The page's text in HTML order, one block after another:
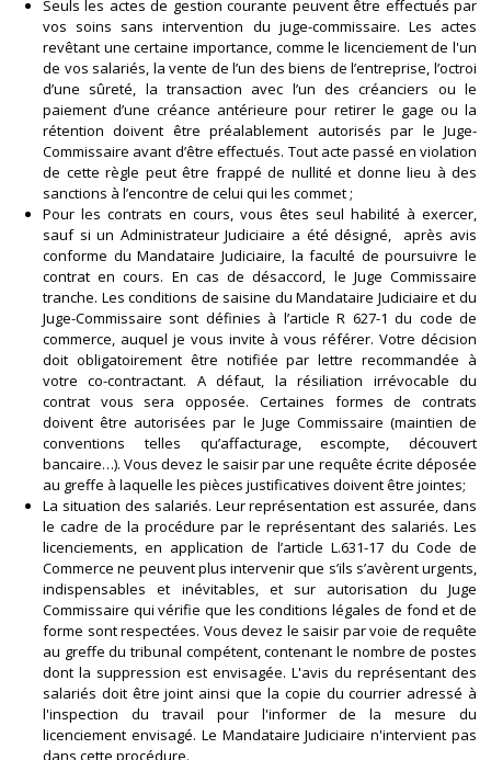
Seuls les actes de gestion courante peuvent être effectués par
vos soins sans intervention du juge-commissaire. Les actes
revêtant une certaine importance, comme le licenciement de l'un
de vos salariés, la vente de l’un des biens de l’entreprise, l’octroi
d’une sûreté, la transaction avec l’un des créanciers ou le
paiement d’une créance antérieure pour retirer le gage ou la
rétention doivent être préalablement autorisés par le Juge-
Commissaire avant d’être effectués. Tout acte passé en violation
de cette règle peut être frappé de nullité et donne lieu à des
sanctions à l’encontre de celui qui les commet ;
Pour les contrats en cours, vous êtes seul habilité à exercer,
sauf si un Administrateur Judiciaire a été désigné, après avis
conforme du Mandataire Judiciaire, la faculté de poursuivre le
contrat en cours. En cas de désaccord, le Juge Commissaire
tranche. Les conditions de saisine du Mandataire Judiciaire et du
Juge-Commissaire sont définies à l’article R 627-1 du code de
commerce, auquel je vous invite à vous référer. Votre décision
doit obligatoirement être notifiée par lettre recommandée à
votre co-contractant. A défaut, la résiliation irrévocable du
contrat vous sera opposée. Certaines formes de contrats
doivent être autorisées par le Juge Commissaire (maintien de
conventions telles qu’affacturage, escompte, découvert
bancaire…). Vous devez le saisir par une requête écrite déposée
au greffe à laquelle les pièces justificatives doivent être jointes;
La situation des salariés. Leur représentation est assurée, dans
le cadre de la procédure par le représentant des salariés. Les
licenciements, en application de l’article L.631-17 du Code de
Commerce ne peuvent plus intervenir que s’ils s’avèrent urgents,
indispensables et inévitables, et sur autorisation du Juge
Commissaire qui vérifie que les conditions légales de fond et de
forme sont respectées. Vous devez le saisir par voie de requête
au greffe du tribunal compétent, contenant le nombre de postes
dont la suppression est envisagée. L'avis du représentant des
salariés doit être joint ainsi que la copie du courrier adressé à
l'inspection du travail pour l'informer de la mesure du
licenciement envisagé. Le Mandataire Judiciaire n'intervient pas
dans cette procédure.